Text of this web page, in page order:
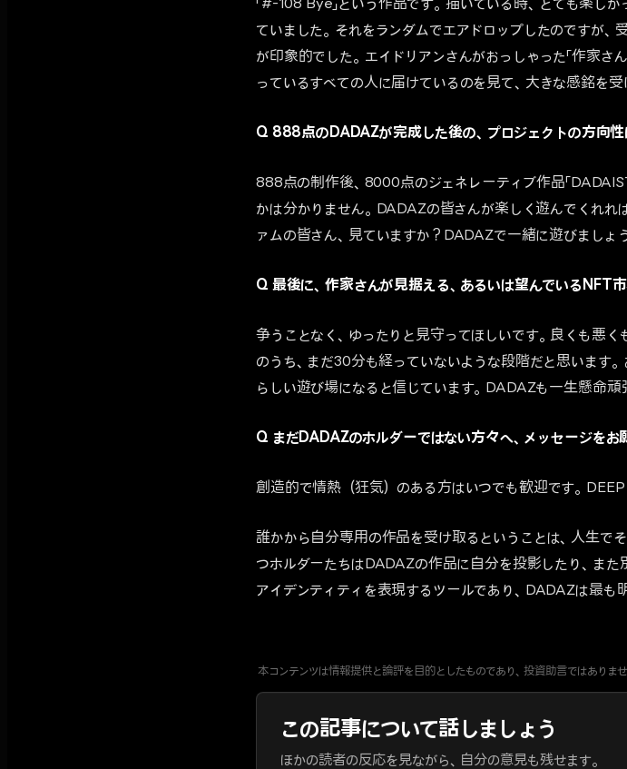
「#-108 Bye」という作品です。描いている時、とても楽し
ていました。それをランダムでエアドロップしたのですが
が印象的でした。エイドリアンさんがおっしゃった「作家
っているすべての人に届けているのを見て、大きな感銘を受
Q 888点のDADAZが完成した後の、プロジェクトの方向性
888点の制作後、8000点のジェネレーティブ作品「
かは分かりません。DADAZの皆さんが楽しく遊んでくれれ
ァムの皆さん、見ていますか？DADAZで一緒に遊びましょ
Q 最後に、作家さんが見据える、あるいは望んでいるNFT市
争うことなく、ゆったりと見守ってほしいです。良くも悪
のうち、まだ30分も経っていないような段階だと思います
らしい遊び場になると信じています。DADAZも一生懸命頑
Q まだDADAZのホルダーではない方々へ、メッセージをお
創造的で情熱（狂気）のある方はいつでも歓迎です。DEEP
誰かから自分専用の作品を受け取るということは、人生で
つホルダーたちはDADAZの作品に自分を投影したり、ま
アイデンティティを表現するツールであり、DADAZは最も
本コンテンツは情報提供と論評を目的としたものであり、投資助言ではありませ
この記事について話しましょう
ほかの読者の反応を見ながら、自分の意見も残せます。